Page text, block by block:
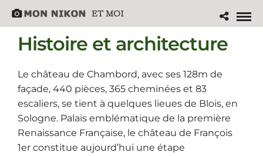
Histoire et architecture
Le château de Chambord, avec ses 128m de
façade, 440 pièces, 365 cheminées et 83
escaliers, se tient à quelques lieues de Blois, en
Sologne. Palais emblématique de la première
Renaissance Française, le château de François
1er constitue aujourd’hui une étape